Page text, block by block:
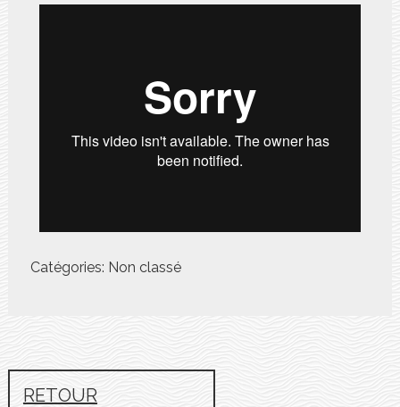
Catégories: Non classé
RETOUR